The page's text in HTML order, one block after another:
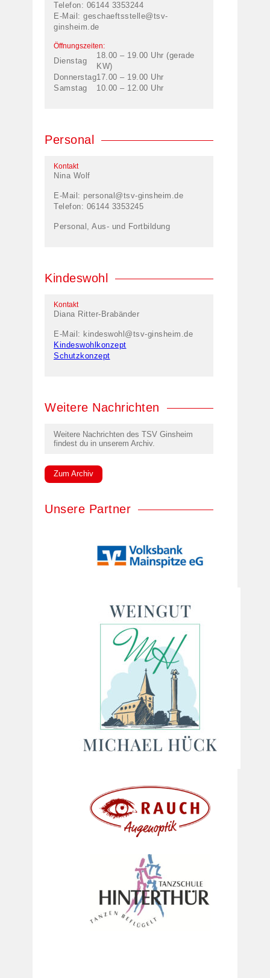
Telefon: 06144 3353244
E-Mail: geschaeftsstelle@tsv-
ginsheim.de
Öffnungszeiten:
Dienstag
18.00 – 19.00 Uhr (gerade
KW)
Donnerstag17.00 – 19.00 Uhr
Samstag
10.00 – 12.00 Uhr
Personal
Kontakt
Nina Wolf
E-Mail: personal@tsv-ginsheim.de
Telefon: 06144 3353245
Personal, Aus- und Fortbildung
Kindeswohl
Kontakt
Diana Ritter-Brabänder
E-Mail: kindeswohl@tsv-ginsheim.de
Kindeswohlkonzept
Schutzkonzept
Weitere Nachrichten
Weitere Nachrichten des TSV Ginsheim
findest du in unserem Archiv.
Zum Archiv
Unsere Partner